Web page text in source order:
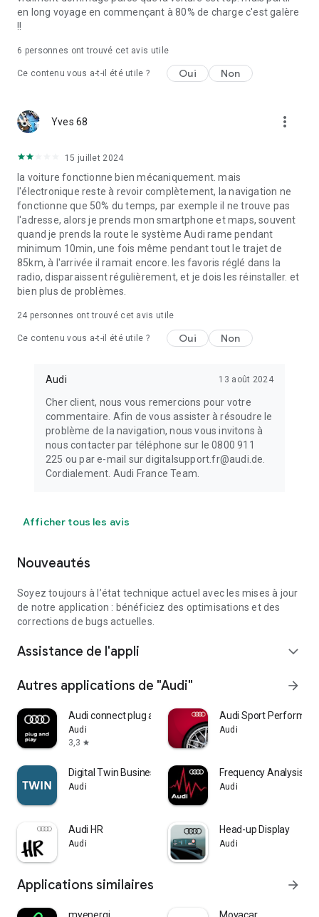
en long voyage en commençant à 80% de charge c'est galère
!!
6 personnes ont trouvé cet avis utile
Ce contenu vous a-t-il été utile ? Oui Non
Yves 68 more_vert
15 juillet 2024
la voiture fonctionne bien mécaniquement. mais
l'électronique reste à revoir complètement, la navigation ne
fonctionne que 50% du temps, par exemple il ne trouve pas
l'adresse, alors je prends mon smartphone et maps, souvent
quand je prends la route le système Audi rame pendant
minimum 10min, une fois même pendant tout le trajet de
85km, à l'arrivée il ramait encore. les favoris réglé dans la
radio, disparaissent régulièrement, et je dois les réinstaller. et
bien plus de problèmes.
24 personnes ont trouvé cet avis utile
Ce contenu vous a-t-il été utile ? Oui Non
Audi 13 août 2024
Cher client, nous vous remercions pour votre
commentaire. Afin de vous assister à résoudre le
problème de la navigation, nous vous invitons à
nous contacter par téléphone sur le 0800 911
225 ou par e-mail sur digitalsupport.fr@audi.de.
Cordialement. Audi France Team.
Afficher tous les avis
Nouveautés
Soyez toujours à l’état technique actuel avec les mises à jour
de notre application : bénéficiez des optimisations et des
corrections de bugs actuelles.
Assistance de l'appli expand_more
Autres applications de "Audi" arrow_forward
Audi connect plug and play
Audi
3,3 star
Audi Sport
Audi
Digital Twin Business
Audi
Frequency Analysis
Audi
Audi HR
Audi
Head-up Display
Audi
Applications similaires arrow_forward